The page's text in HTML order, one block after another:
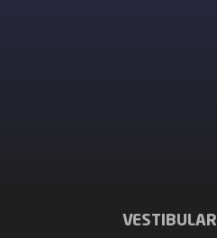
VESTIBULAR